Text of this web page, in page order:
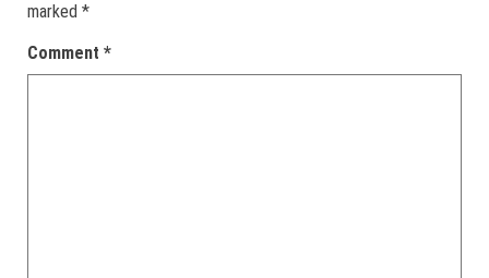
marked *
Comment *